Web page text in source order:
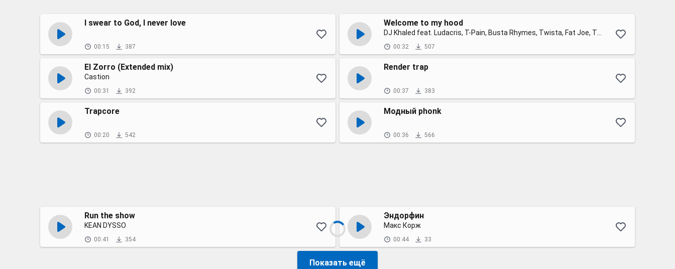
I swear to God, I never love
00:15 387
Welcome to my hood
00:32 507
El Zorro (Extended mix)
Castion
00:31 392
Render trap
00:37 383
Trapcore
00:20 542
Модный phonk
00:36 566
Run the show
KEAN DYSSO
00:41 354
Эндорфин
Макс Корж
00:44 33
Показать ещё